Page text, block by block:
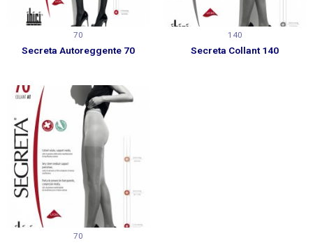
70
Secreta Autoreggente 70
140
Secreta Collant 140
70